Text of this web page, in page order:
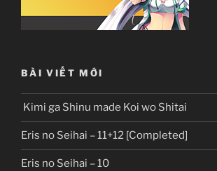
BÀI VIẾT MỚI
Kimi ga Shinu made Koi wo Shitai
Eris no Seihai – 11+12 [Completed]
Eris no Seihai – 10